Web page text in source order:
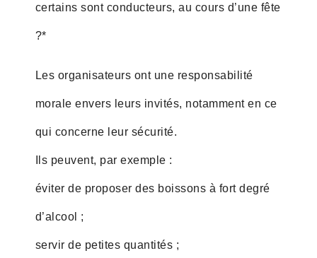
certains sont conducteurs, au cours d’une fête
?*
Les organisateurs ont une responsabilité
morale envers leurs invités, notamment en ce
qui concerne leur sécurité.
Ils peuvent, par exemple :
éviter de proposer des boissons à fort degré
d’alcool ;
servir de petites quantités ;